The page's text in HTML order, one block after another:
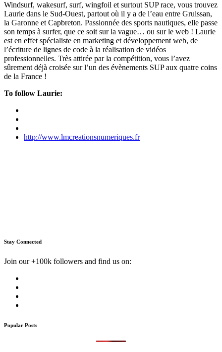
Windsurf, wakesurf, surf, wingfoil et surtout SUP race, vous trouvez
Laurie dans le Sud-Ouest, partout où il y a de l’eau entre Gruissan,
la Garonne et Capbreton. Passionnée des sports nautiques, elle passe
son temps à surfer, que ce soit sur la vague… ou sur le web ! Laurie
est en effet spécialiste en marketing et développement web, de
l’écriture de lignes de code à la réalisation de vidéos
professionnelles. Très attirée par la compétition, vous l’avez
sûrement déjà croisée sur l’un des évènements SUP aux quatre coins
de la France !
To follow Laurie:
http://www.lmcreationsnumeriques.fr
Stay Connected
Join our +100k followers and find us on:
Popular Posts